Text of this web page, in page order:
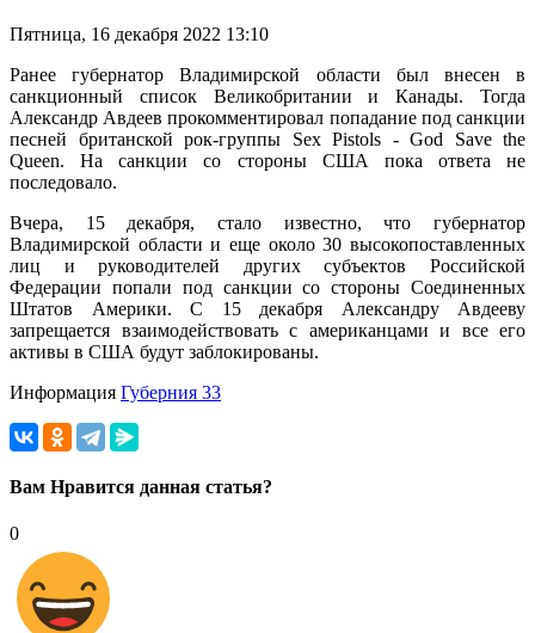
Пятница, 16 декабря 2022 13:10
Ранее губернатор Владимирской области был внесен в
санкционный список Великобритании и Канады. Тогда
Александр Авдеев прокомментировал попадание под санкции
песней британской рок-группы Sex Pistols - God Save the
Queen. На санкции со стороны США пока ответа не
последовало.
Вчера, 15 декабря, стало известно, что губернатор
Владимирской области и еще около 30 высокопоставленных
лиц и руководителей других субъектов Российской
Федерации попали под санкции со стороны Соединенных
Штатов Америки. С 15 декабря Александру Авдееву
запрещается взаимодействовать с американцами и все его
активы в США будут заблокированы.
Информация Губерния 33
Вам Нравится данная статья?
0